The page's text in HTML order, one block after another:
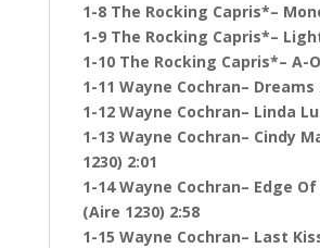
1-8 The Rocking Capris*–
1-9 The Rocking Capris*–
1-10 The Rocking Capris*– A-
1-11 Wayne Cochran– Dreams
1-12 Wayne Cochran– Linda
1-13 Wayne Cochran– Cindy
1230) 2:01
1-14 Wayne Cochran– Edge
(Aire 1230) 2:58
1-15 Wayne Cochran– Last